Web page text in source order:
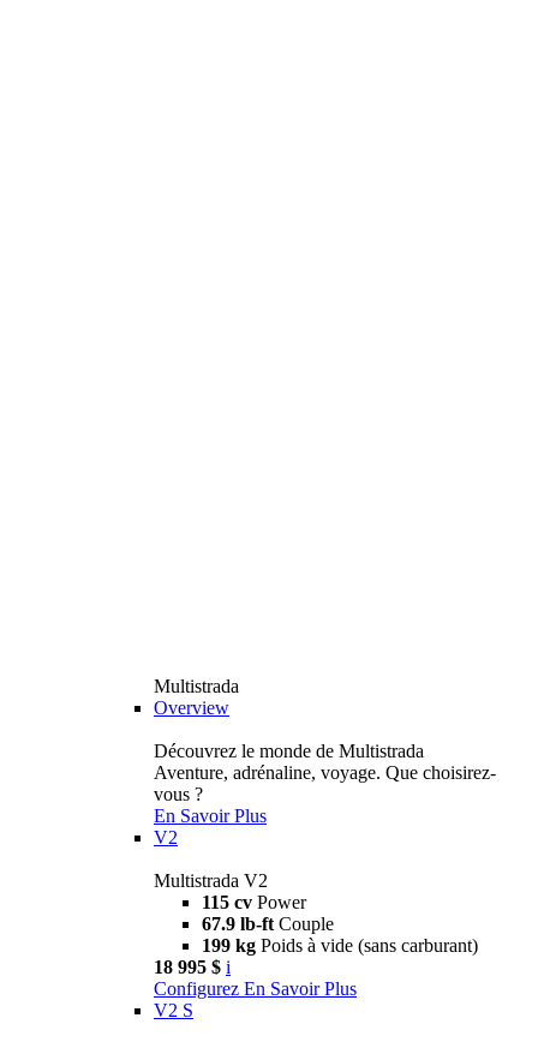
Multistrada
Overview
Découvrez le monde de Multistrada
Aventure, adrénaline, voyage. Que choisirez-
vous ?
En Savoir Plus
V2
Multistrada V2
115 cv Power
67.9 lb-ft Couple
199 kg Poids à vide (sans carburant)
18 995 $ i
Configurez En Savoir Plus
V2 S